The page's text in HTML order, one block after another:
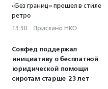
«Без границ» прошел в стиле
ретро
13:30 · Прислано НКО
Совфед поддержал
инициативу о бесплатной
юридической помощи
сиротам старше 23 лет